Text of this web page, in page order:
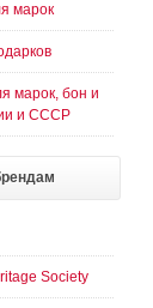
марок
марок, бон и
и СССР
Society